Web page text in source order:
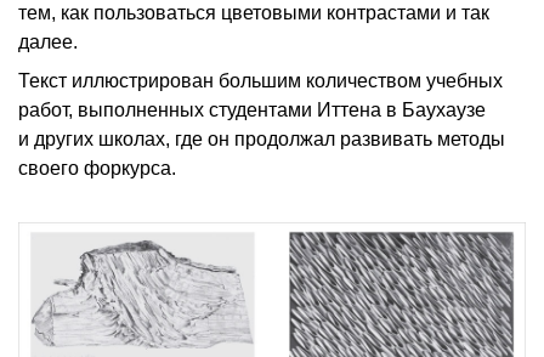
тем, как пользоваться цветовыми контрастами и так
далее.
Текст иллюстрирован большим количеством учебных
работ, выполненных студентами Иттена в Баухаузе
и других школах, где он продолжал развивать методы
своего форкурса.